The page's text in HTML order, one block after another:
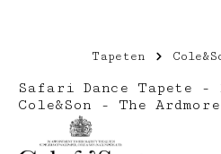
Tapeten
Safari Dance Tapete -
Cole&Son - The